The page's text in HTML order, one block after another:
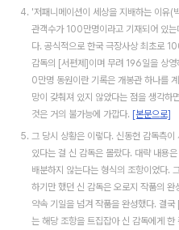
'저패니메이션이 세상을 지배하는 이유
관객수가 100만명이라고 기재되어 있
다. 공식적으로 한국 극장사상 최초로
감독의 [서편제]이며 무려 196일을 상
0만명 동원이란 기록은 개봉관 하나를
망이 갖춰져 있지 않았다는 점을 생각하
것은 거의 불가능에 가깝다. [본문으로]
그 당시 상황은 이렇다. 신동헌 감독측
있다는 걸 신 감독은 몰랐다. 대략 내용
배분하지 않는다는 형식의 조항이었다.
하기만 했던 신 감독은 오로지 작품의
약속 기일을 넘겨 작품을 완성했다. 결
는 해당 조항을 트집잡아 신 감독에게